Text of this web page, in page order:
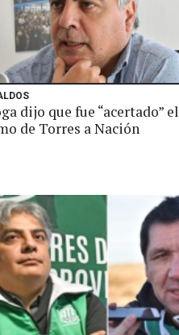
dijo que fue “acertado” el
de Torres a Nación